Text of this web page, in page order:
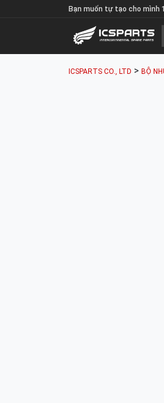
Bạn muốn tự tạo cho mình
ICSPARTS CO., LTD > BỘ